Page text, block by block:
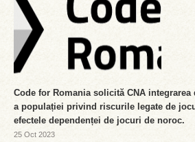
Code for Romania solicită CNA integrarea
a populației privind riscurile legate de
efectele dependenței de jocuri de noroc.
25 Oct 2023